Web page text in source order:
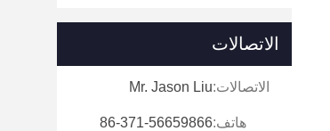
الاتصالات
الاتصالات:Mr. Jason Liu
هاتف:86-371-56659866